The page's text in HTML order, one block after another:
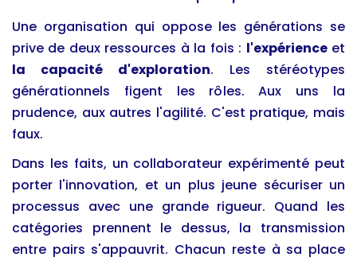
Une organisation qui oppose les générations se
prive de deux ressources à la fois : l'expérienceet
la capacité d'exploration. Les stéréotypes
générationnels figent les rôles. Aux uns la
prudence, aux autres l'agilité. C'est pratique, mais
faux.
Dans les faits, un collaborateur expérimenté peut
porter l'innovation, et un plus jeune sécuriser un
processus avec une grande rigueur. Quand les
catégories prennent le dessus, la transmission
entre pairs s'appauvrit. Chacun reste à sa place